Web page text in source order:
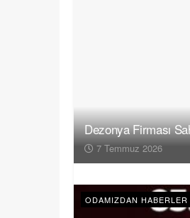
Dezonya Firması
7 Temmuz 2026
ODAMIZDAN HABERLER